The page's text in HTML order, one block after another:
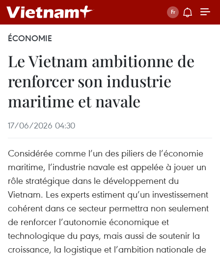
ÉCONOMIE
Le Vietnam ambitionne de
renforcer son industrie
maritime et navale
17/06/2026 04:30
Considérée comme l’un des piliers de l’économie
maritime, l’industrie navale est appelée à jouer un
rôle stratégique dans le développement du
Vietnam. Les experts estiment qu’un investissement
cohérent dans ce secteur permettra non seulement
de renforcer l’autonomie économique et
technologique du pays, mais aussi de soutenir la
croissance, la logistique et l’ambition nationale de